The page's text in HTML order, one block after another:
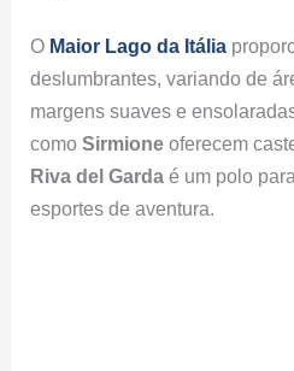
O Maior Lago da Itália
deslumbrantes, variando de
margens suaves e
comoSirmione oferecem
Riva del Garda é um polo
esportes de aventura.